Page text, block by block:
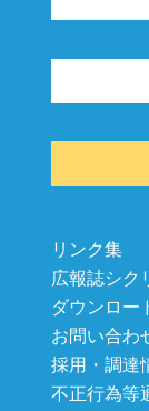
リンク集
広報誌シク
ダウンロー
お問い合わ
採用・調達
不正行為等